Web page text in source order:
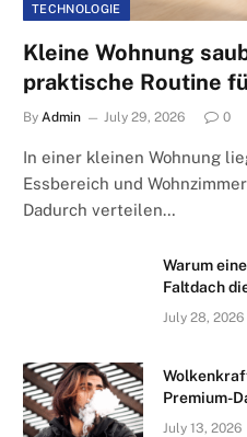
TECHNOLOGIE
Kleine Wohnung
praktische Routine
By Admin July 29, 2026 0
In einer kleinen Wohnung
Essbereich und
Dadurch verteilen…
Warum
Faltdach
July 28, 2026
Premium-
July 13, 2026